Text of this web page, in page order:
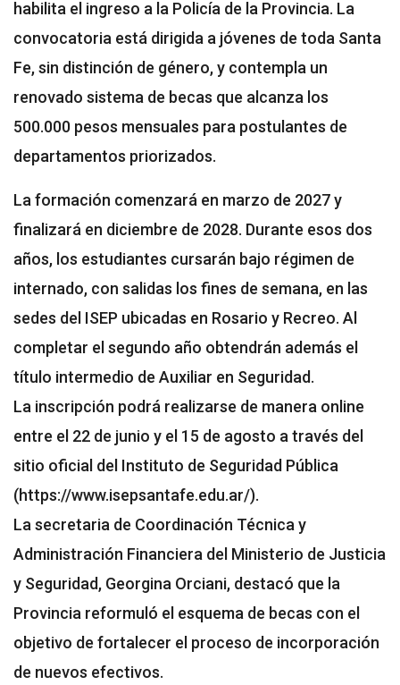
habilita el ingreso a la Policía de la Provincia. La
convocatoria está dirigida a jóvenes de toda Santa
Fe, sin distinción de género, y contempla un
renovado sistema de becas que alcanza los
500.000 pesos mensuales para postulantes de
departamentos priorizados.
La formación comenzará en marzo de 2027 y
finalizará en diciembre de 2028. Durante esos dos
años, los estudiantes cursarán bajo régimen de
internado, con salidas los fines de semana, en las
sedes del ISEP ubicadas en Rosario y Recreo. Al
completar el segundo año obtendrán además el
título intermedio de Auxiliar en Seguridad.
La inscripción podrá realizarse de manera online
entre el 22 de junio y el 15 de agosto a través del
sitio oficial del Instituto de Seguridad Pública
(https://www.isepsantafe.edu.ar/).
La secretaria de Coordinación Técnica y
Administración Financiera del Ministerio de Justicia
y Seguridad, Georgina Orciani, destacó que la
Provincia reformuló el esquema de becas con el
objetivo de fortalecer el proceso de incorporación
de nuevos efectivos.